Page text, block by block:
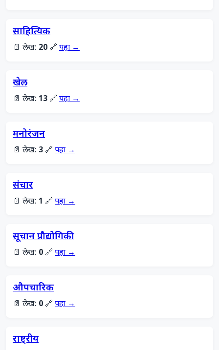
साहित्यिक
📄 लेख: 20 🔗 पहा →
खेल
📄 लेख: 13 🔗 पहा →
मनोरंजन
📄 लेख: 3 🔗 पहा →
संचार
📄 लेख: 1 🔗 पहा →
सूचान प्रौद्योगिकी
📄 लेख: 0 🔗 पहा →
औपचारिक
📄 लेख: 0 🔗 पहा →
राष्ट्रीय